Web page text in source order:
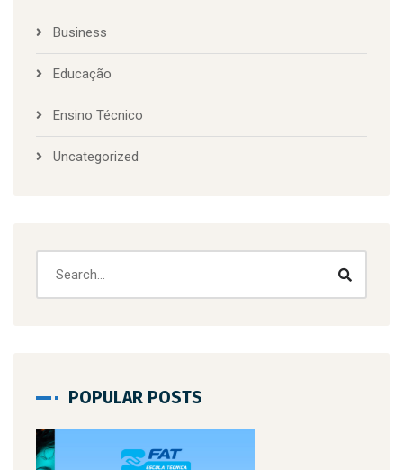
Business
Educação
Ensino Técnico
Uncategorized
POPULAR POSTS